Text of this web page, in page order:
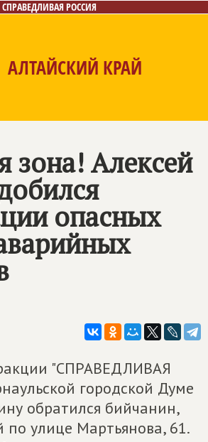
СПРАВЕДЛИВАЯ РОССИЯ
АЛТАЙСКИЙ КРАЙ
зона! Алексей
опасных
"СПРАВЕДЛИВАЯ
городской Думе
обратился бийчанин,
улице Мартьянова, 61.